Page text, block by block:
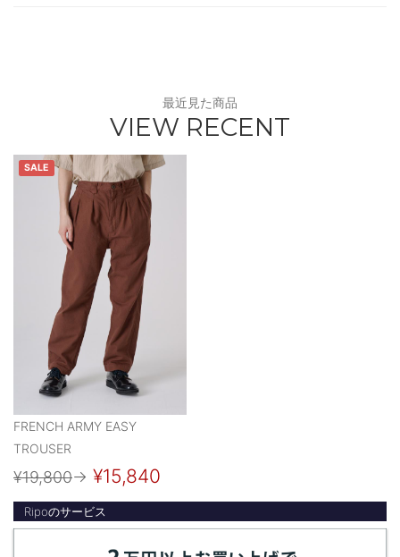
最近見た商品
VIEW RECENT
SALE
FRENCH ARMY EASY
TROUSER
¥19,800→ ¥15,840
Ripoのサービス